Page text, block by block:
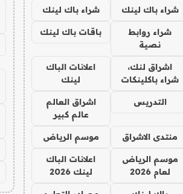
شراء باك لينك شراء باك لينك
شراء روابط
نصية
باقات باك لينك
اشراق لنك،
شراء باكلينكات
اعلانات الباك
لينك
التدريس
اشراق العالم
عالم كبير
منتدى الاشراق موسم الرياض
موسم الرياض
لعام 2026
اعلانات الباك
لينك 2026